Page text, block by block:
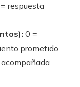
respuesta
0 =
prometido